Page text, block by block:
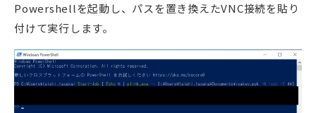
Powershellを起動し、パスを置き換えたVNC接続を貼り
付けて実行します。